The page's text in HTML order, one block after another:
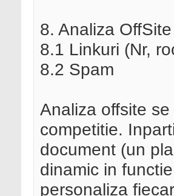
8. Analiza OffSite
8.1 Linkuri (Nr,
8.2 Spam
Analiza offsite
competitie.
document (un
dinamic in
personaliza